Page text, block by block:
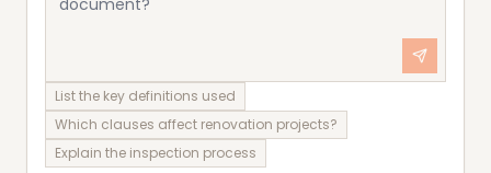
List the key definitions used
Which clauses affect renovation projects?
Explain the inspection process